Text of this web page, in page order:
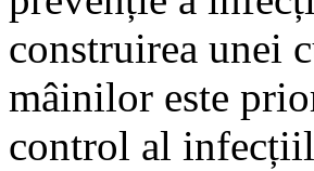
construirea unei
mâinilor este
control al